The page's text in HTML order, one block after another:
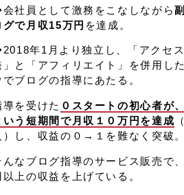
社員として激務をこなしながら
グで月収15万円 を達成。
年1月より独立し、「アクセ
」と「アフィリエイト」を併用し
でブログの指導にあたる。
導を受けた ０スタートの初心者が
いう短期間で月収１０万円を達成
）し、収益の０→１を難なく突破。
んなブログ指導のサービス販売で
以上の収益を上げている。